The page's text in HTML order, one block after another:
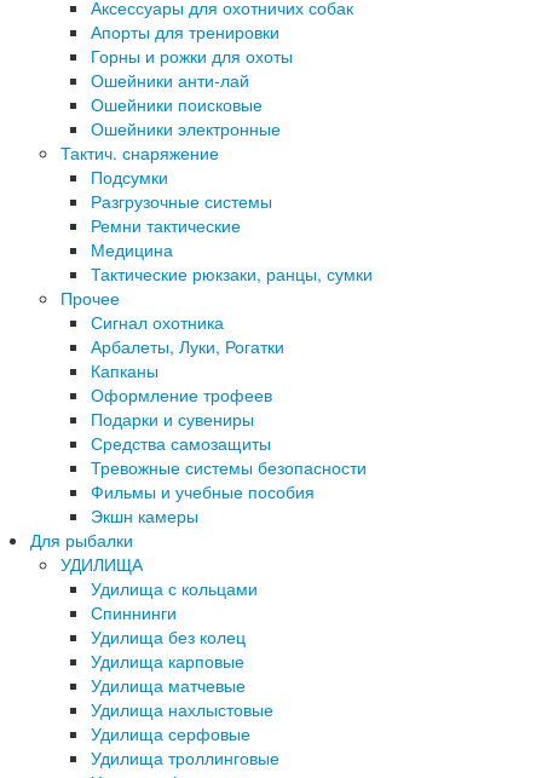
Аксессуары для охотничих собак
Апорты для тренировки
Горны и рожки для охоты
Ошейники анти-лай
Ошейники поисковые
Ошейники электронные
Тактич. снаряжение
Подсумки
Разгрузочные системы
Ремни тактические
Медицина
Тактические рюкзаки, ранцы, сумки
Прочее
Сигнал охотника
Арбалеты, Луки, Рогатки
Капканы
Оформление трофеев
Подарки и сувениры
Средства самозащиты
Тревожные системы безопасности
Фильмы и учебные пособия
Экшн камеры
Для рыбалки
УДИЛИЩА
Удилища с кольцами
Спиннинги
Удилища без колец
Удилища карповые
Удилища матчевые
Удилища нахлыстовые
Удилища серфовые
Удилища троллинговые